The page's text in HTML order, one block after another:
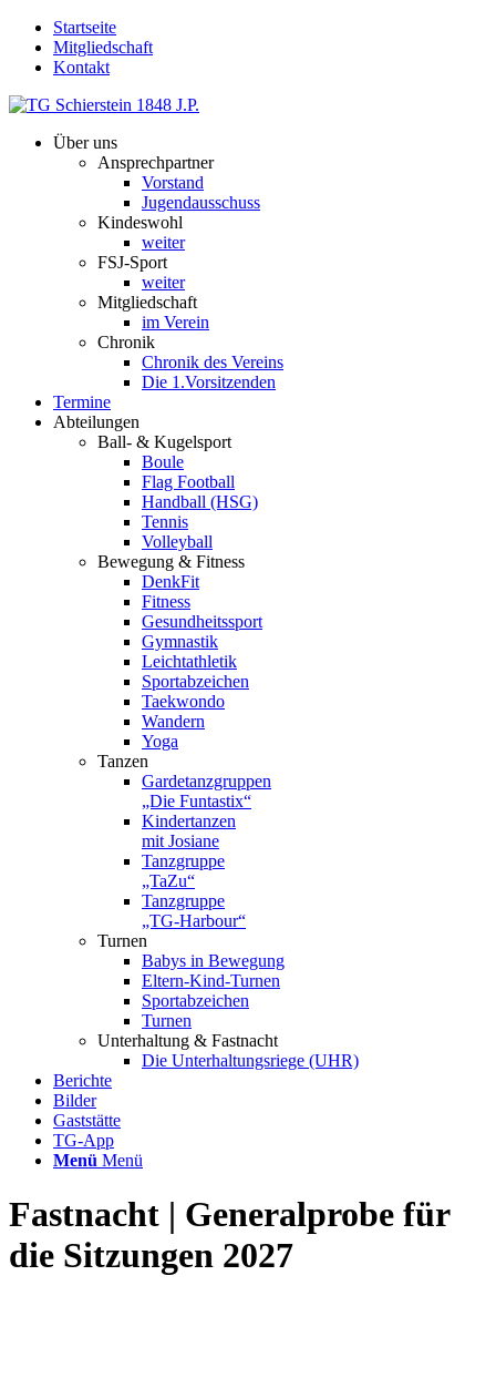
Startseite
Mitgliedschaft
Kontakt
Über uns
Ansprechpartner
Vorstand
Jugendausschuss
Kindeswohl
weiter
FSJ-Sport
weiter
Mitgliedschaft
im Verein
Chronik
Chronik des Vereins
Die 1.Vorsitzenden
Termine
Abteilungen
Ball- & Kugelsport
Boule
Flag Football
Handball (HSG)
Tennis
Volleyball
Bewegung & Fitness
DenkFit
Fitness
Gesundheitssport
Gymnastik
Leichtathletik
Sportabzeichen
Taekwondo
Wandern
Yoga
Tanzen
Gardetanzgruppen
„Die Funtastix“
Kindertanzen
mit Josiane
Tanzgruppe
„TaZu“
Tanzgruppe
„TG-Harbour“
Turnen
Babys in Bewegung
Eltern-Kind-Turnen
Sportabzeichen
Turnen
Unterhaltung & Fastnacht
Die Unterhaltungsriege (UHR)
Berichte
Bilder
Gaststätte
TG-App
Menü Menü
Fastnacht | Generalprobe für
die Sitzungen 2027